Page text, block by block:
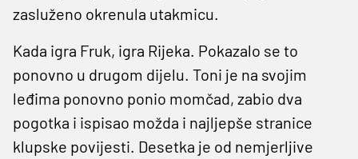
zasluženo okrenula utakmicu.
Kada igra Fruk, igra Rijeka. Pokazalo se to
ponovno u drugom dijelu. Toni je na svojim
leđima ponovno ponio momčad, zabio dva
pogotka i ispisao možda i najljepše stranice
klupske povijesti. Desetka je od nemjerljive